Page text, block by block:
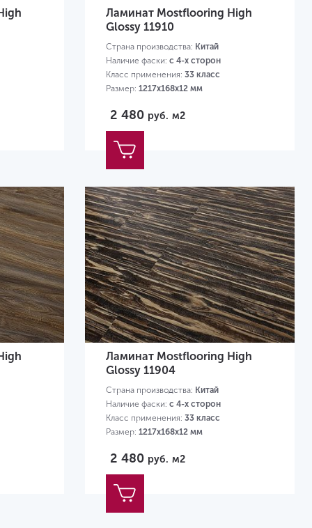
Ламинат Mostflooring High
Glossy 11910
Страна производства: Китай
Наличие фаски: с 4-х сторон
Класс применения: 33 класс
Размер: 1217х168х12 мм
2 480 руб. м2
Ламинат Mostflooring High
Glossy 11904
Страна производства: Китай
Наличие фаски: с 4-х сторон
Класс применения: 33 класс
Размер: 1217х168х12 мм
2 480 руб. м2